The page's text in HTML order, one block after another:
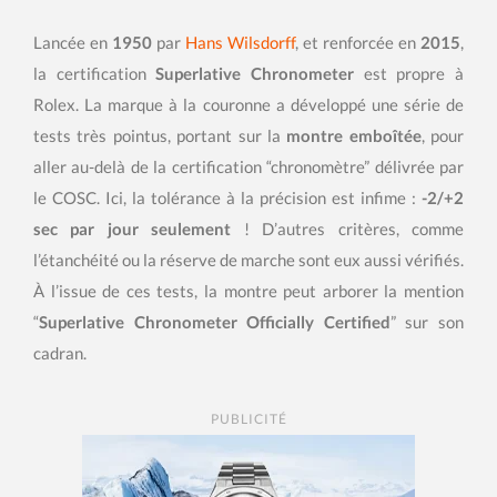
Lancée en 1950 par Hans Wilsdorff, et renforcée en 2015,
la certificationSuperlative Chronometer est propre à
Rolex. La marque à la couronne a développé une série de
tests très pointus, portant sur la montre emboîtée, pour
aller au-delà de la certification “chronomètre” délivrée par
le COSC. Ici, la tolérance à la précision est infime : -2/+2
sec par jour seulement ! D’autres critères, comme
l’étanchéité ou la réserve de marche sont eux aussi vérifiés.
À l’issue de ces tests, la montre peut arborer la mention
“Superlative Chronometer Officially Certified” sur son
cadran.
PUBLICITÉ